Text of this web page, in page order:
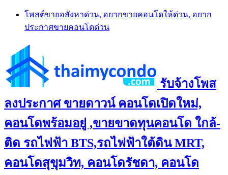
Skip
content
โพสต์ขายอสังหาด่วน, อยากขายคอนโดให้ด่วน, อยาก
ประกาศขายคอนโดด่วน
รับจ้างโพส
ลงประกาศ ขายดาวน์ คอนโดเปิดใหม่,
คอนโดพร้อมอยู่ ,ขายขาดทุนคอนโด ใกล้-
ติด รถไฟฟ้า BTS,รถไฟฟ้าใต้ดิน MRT,
คอนโดสุขุมวิท, คอนโดรัชดา, คอนโด